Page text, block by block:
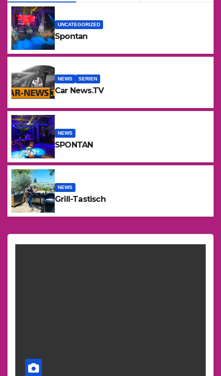
UNCATEGORIZED
Spontan
NEWS SERIEN
Car News.TV
NEWS
SPONTAN
NEWS
Grill-Tastisch